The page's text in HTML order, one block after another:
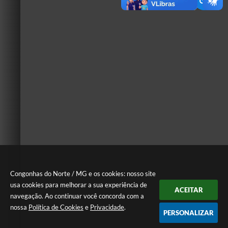
Congonhas do Norte / MG e os cookies: nosso site
usa cookies para melhorar a sua experiência de
navegação. Ao continuar você concorda com a
nossa Política de Cookies e Privacidade.
ACEITAR
PERSONALIZAR